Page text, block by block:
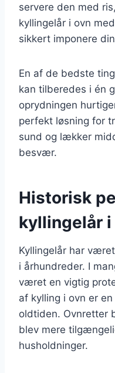
servere den med
kyllingelår i ovn
sikkert imponere
En af de bedste
kan tilberedes i én
oprydningen
perfekt løsning for
sund og lækker
besvær.
Historisk
kyllingelår i
Kyllingelår har
i århundreder. I
været en vigtig
af kylling i ovn er
oldtiden. Ovnretter
blev mere
husholdninger.